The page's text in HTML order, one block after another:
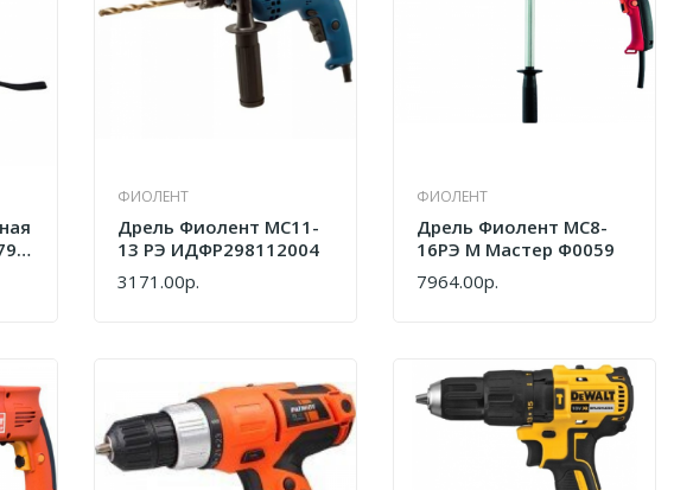
ФИОЛЕНТ
Дрель Фиолент МС11-
13 РЭ ИДФР298112004
3171.00р.
КУПИТЬ
ФИОЛЕНТ
Дрель Фиолент МС8-
16РЭ М Мастер Ф0059
7964.00р.
КУПИТЬ